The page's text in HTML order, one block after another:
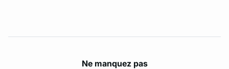
Ne manquez pas